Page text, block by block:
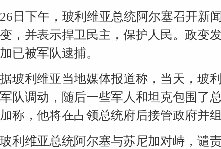
26日下午，玻利维亚总统阿尔塞召开新
变，并表示捍卫民主，保护人民。政变
加已被军队逮捕。
据玻利维亚当地媒体报道称，当天，玻
军队调动，随后一些军人和坦克包围了
加称，他将在占领总统府后接管政府并
玻利维亚总统阿尔塞与苏尼加对峙，谴